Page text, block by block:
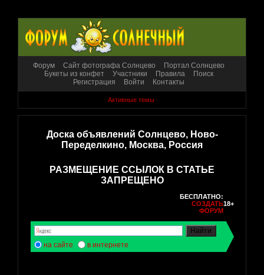
Форум Сайт фотографа Солнцево
Портал Солнцево
Букеты из конфет
Участники Правила
Поиск
Регистрация
Войти Контакты
Активные темы
Доска объявлений Солнцево, Ново-
Переделкино, Москва, Россия
РАЗМЕЩЕНИЕ ССЫЛОК В СТАТЬЕ
ЗАПРЕЩЕНО
БЕСПЛАТНО:
СОЗДАТЬ
ФОРУМ
18+
на сайте в интернете